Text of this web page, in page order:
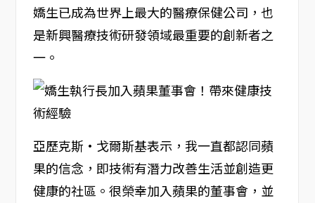
嬌生已成為世界上最大的醫療保健公司，也
是新興醫療技術研發領域最重要的創新者之
一。
亞歷克斯·戈爾斯基表示，我一直都認同蘋
果的信念，即技術有潛力改善生活並創造更
健康的社區。很榮幸加入蘋果的董事會，並